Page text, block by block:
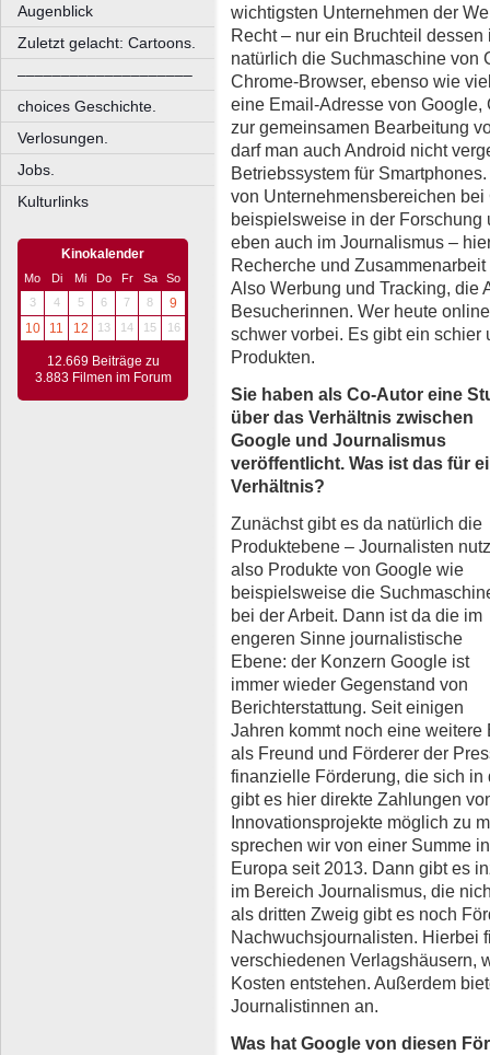
Augenblick
Zuletzt gelacht: Cartoons.
––––––––––––––––––––
choices Geschichte.
Verlosungen.
Jobs.
Kulturlinks
Kinokalender
Mo Di Mi Do Fr Sa
So
3
4 5 6 7 8
9
10
11 12 13 14 15 16
12.669 Beiträge zu
3.883 Filmen im Forum
wichtigsten Unternehmen der
Recht – nur ein Bruchteil
natürlich die Suchmaschine von
Chrome-Browser, ebenso wie
eine Email-Adresse von Google,
zur gemeinsamen Bearbeitung
darf man auch Android nicht
Betriebssystem für
von Unternehmensbereichen
beispielsweise in der
eben auch im Journalismus –
Recherche und
Also Werbung und Tracking, die
Besucherinnen. Wer heute
schwer vorbei. Es gibt ein
Produkten.
Sie haben als Co-Autor eine
über das Verhältnis zwischen
Google und Journalismus
veröffentlicht. Was ist das für
Verhältnis?
Zunächst gibt es da natürlich die
Produktebene – Journalisten
also Produkte von Google wie
beispielsweise die
bei der Arbeit. Dann ist da die im
engeren Sinne journalistische
Ebene: der Konzern Google ist
immer wieder Gegenstand von
Berichterstattung. Seit einigen
Jahren kommt noch eine
als Freund und Förderer der
finanzielle Förderung, die sich in
gibt es hier direkte Zahlungen
Innovationsprojekte möglich zu
sprechen wir von einer Summe
Europa seit 2013. Dann gibt es
im Bereich Journalismus, die
als dritten Zweig gibt es noch
Nachwuchsjournalisten. Hierbei
verschiedenen Verlagshäusern,
Kosten entstehen. Außerdem
Journalistinnen an.
Was hat Google von diesen